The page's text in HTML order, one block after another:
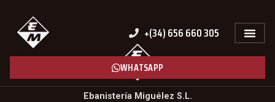
+(34) 656 660 305
WHATSAPP
Ebanistería Miguélez S.L.